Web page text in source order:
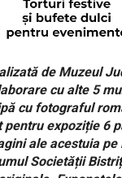
de Muzeul
cu alte 5
cu fotograful
pentru expoziție 6
ale acestuia pe
Societății